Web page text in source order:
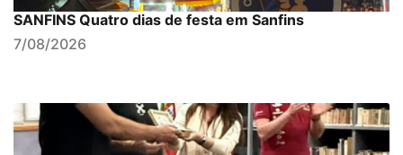
SANFINS Quatro dias de festa em Sanfins
7/08/2026